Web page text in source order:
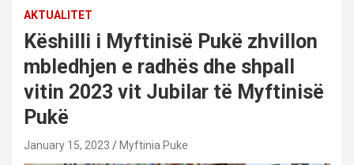
AKTUALITET
Këshilli i Myftinisë Pukë zhvillon
mbledhjen e radhës dhe shpall
vitin 2023 vit Jubilar të Myftinisë
Pukë
January 15, 2023 Myftinia Puke